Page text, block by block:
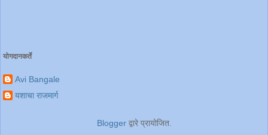
योगदानकर्ते
Avi Bangale
यशाचा राजमार्ग
Bloggerद्वारे प्रायोजित.